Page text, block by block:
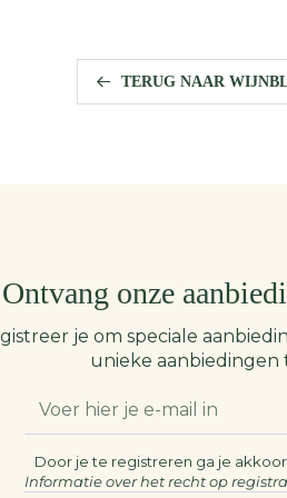
TERUG NAAR
Ontvang onze
je om speciale
unieke aanbiedingen
Voer
hier
je
e-
Door je te registreren ga je
Informatie over het recht op